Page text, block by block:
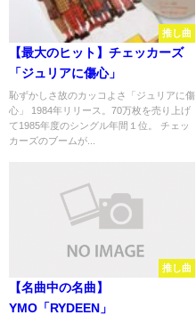
推し曲
【最大のヒット】チェッカーズ
「ジュリアに傷心」
恥ずかしさ故のカッコよさ「ジュリアに傷
心」 1984年リリース。70万枚を売り上げ
て1985年度のシングル年間１位。 チェッ
カーズのブームが...
推し曲
【名曲中の名曲】
YMO「RYDEEN」